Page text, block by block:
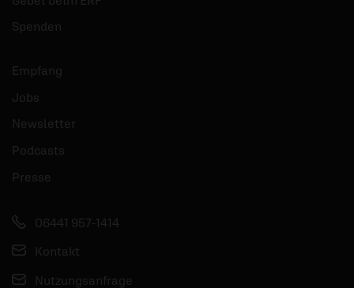
Spenden
Empfang
Jobs
Newsletter
Podcasts
Presse
06441 957-1414
Kontakt
Nutzungsanfrage